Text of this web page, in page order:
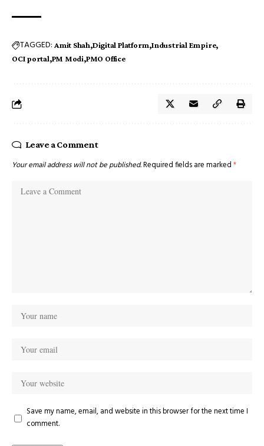
TAGGED: Amit Shah Digital Platform Industrial Empire
OCI portal PM Modi PMO Office
Leave a Comment
Your email address will not be published.Required fields are marked *
Save my name, email, and website in this browser for the next time I
comment.